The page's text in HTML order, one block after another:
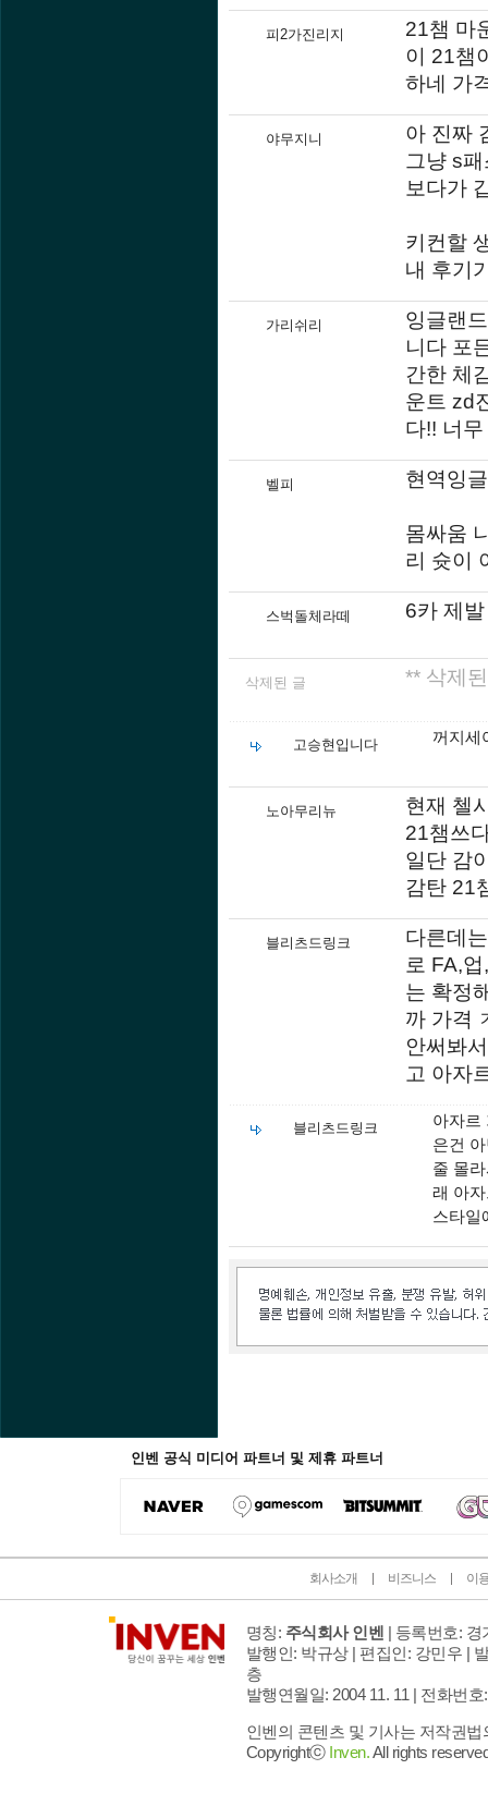
피2가진리지
21챔 마
이 21챔
하네 가
야무지니
아 진짜
그냥 s
보다가
키컨할
내 후기
가리쉬리
잉글랜
니다 포
간한 체
운트 zd
다!! 너
벨피 현역잉
몸싸움
리 슛이
스벅돌체라떼 6카 제
삭제된 글 ** 삭제
고승현입니다 꺼지세
노아무리뉴
현재 첼
21챔쓰
일단 감
감탄 21
블리츠드링크
다른데
로 FA,
는 확정
까 가격
안써봐
고 아자
블리츠드링크
아자르
은건
줄 몰
래 아
스타일
인벤 공식 미디어 파트너 및 제휴 파트너
회사소개 비즈니스 이
명칭: 주식회사 인벤 | 등록번호: 경
발행인: 박규상 | 편집인: 강민우 |
층
발행연월일: 2004 11. 11 | 전화번호
인벤의 콘텐츠 및 기사는 저작권
Copyrightⓒ Inven.All rights